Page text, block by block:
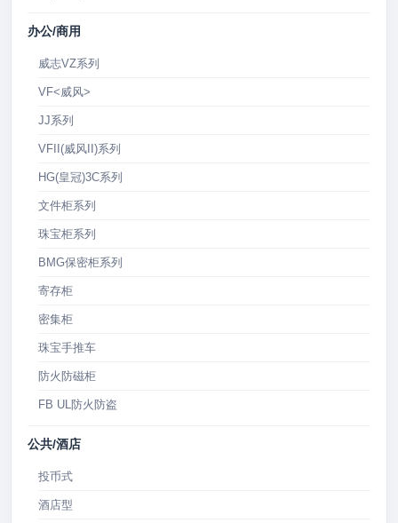
办公/商用
威志VZ系列
VF<威风>
JJ系列
VFII(威风II)系列
HG(皇冠)3C系列
文件柜系列
珠宝柜系列
BMG保密柜系列
寄存柜
密集柜
珠宝手推车
防火防磁柜
FB UL防火防盗
公共/酒店
投币式
酒店型